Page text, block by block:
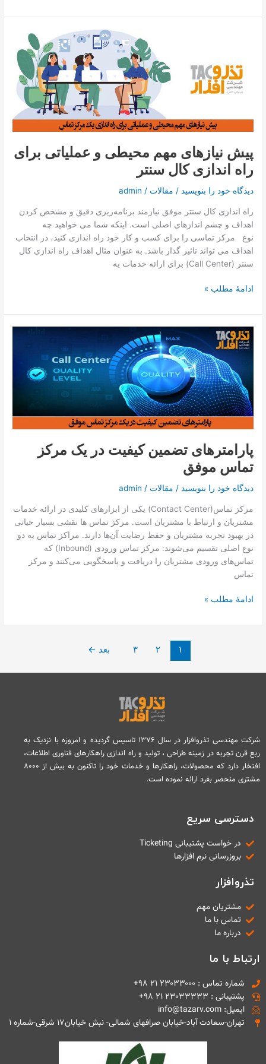
پیش نیازهای مهم محیطی و عملیاتی برای
راه اندازی کال سنتر
دیدگاه‌ خود را بنویسید / مقالات /
admin
راه اندازی کال سنتر موفق نیازمند برنامه‌ریزی دقیق و مشخص کردن
اهداف و چشم اندازهای اصلی است. اینکه شما می خواهید چه
نوع مرکز تماسی را برای کسب و کار خود راه اندازی کنید، در انتخاب
اهداف می تواند تاثیر گذار باشد. به عنوان مثال اهداف راه اندازی کال
سنتر (Call Center) برای ارائه خدمات به
محیطی
کال
سنتر
ادامۀ مطلب »
پارامترهای تضمین کیفیت در یک مرکز
تماس موفق
دیدگاه‌ خود را بنویسید / مقالات /
admin
مرکز تماس(Contact Center) یکی از ابزارهای کلیدی در ارائه خدمات
مشتریان و ارتباط با مشتریان است. مرکز تماس ­ها نقشی بسیار حیاتی
در بهبود تجربه مشتریان و حفظ رضایت آن‌ها دارند. مراکز تماس به دو
نوع اصلی تقسیم می‌شوند: مرکز تماس ورودی (Inbound) که
تماس‌های ورودی مشتریان را دریافت و پاسخگویی می‌کنند و مرکز
تماس
پارامترهای
تضمین
یک
مرکز
تماس
ادامۀ مطلب »
۱ ۲ ۳ بعد ←
شرکت مهندسی تذروافزار در سال ۱۳۷۶ تاسیس گردیده و امروزه با نزدیک به
ربع قرن تجربه در زمینه طراحی ، تولید و راه اندازی راهکارهای فناوری اطلاعات،
افتخار دارد که محصولات، راهکارها و خدمات خود را تاکنون به بیش از ۸۰۰۰
مشتری منحصر بفرد ارائه نموده است.
دسترسی سریع
در خواست پشتیبانی Ticketing
بروزرسانی نرم افزارها
تذروافزار
مشتریان مهم
تماس با ما
درباره ما
ارتباط با ما
شماره تماس : ۲۳۰۳۳۰۰۰ ۲۱ ۹۸+
پشتیبانی : ۲۳۰۳۳۳۳۳ ۲۱ ۹۸+
ایمیل: info@tazarv.com
تهران-سعادت آباد-خیابان صرافهای شمالی- نبش خیابان۱۷ شرقی-شماره ۱